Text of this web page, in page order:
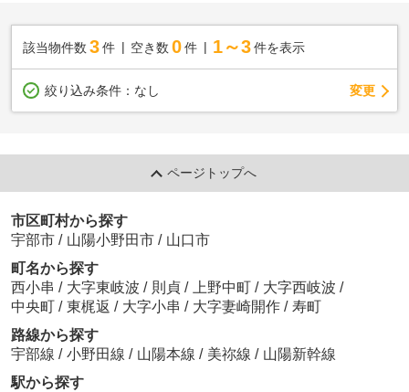
該当物件数 3件 空き数 0 件 1～3 件を表示
絞り込み条件： なし 変更
ページトップへ
市区町村から探す
宇部市 / 山陽小野田市 / 山口市
町名から探す
西小串 / 大字東岐波 / 則貞 / 上野中町 / 大字西岐波 /
中央町 / 東梶返 / 大字小串 / 大字妻崎開作 / 寿町
路線から探す
宇部線 / 小野田線 / 山陽本線 / 美祢線 / 山陽新幹線
駅から探す